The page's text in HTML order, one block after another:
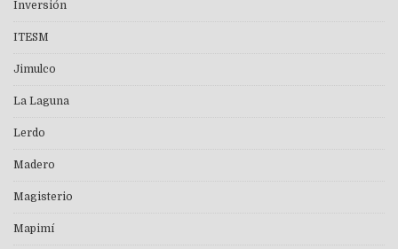
Inversión
ITESM
Jimulco
La Laguna
Lerdo
Madero
Magisterio
Mapimí